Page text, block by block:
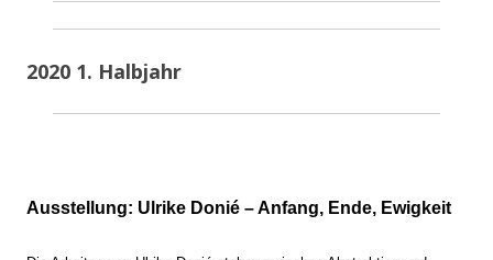
2020 1. Halbjahr
Ausstellung: Ulrike Donié – Anfang, Ende, Ewigkeit